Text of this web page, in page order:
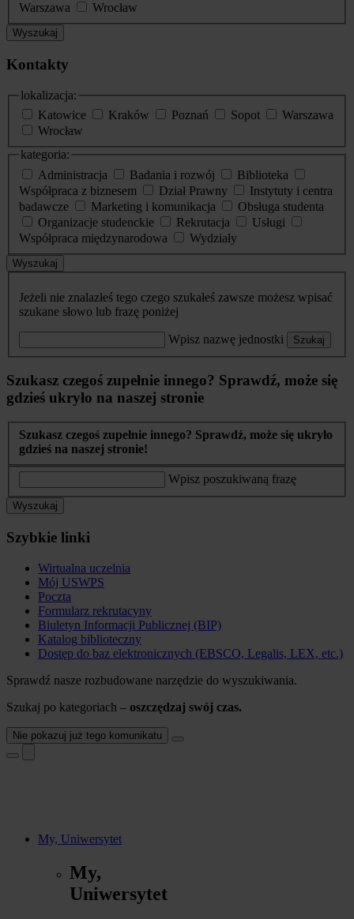
Warszawa
Wrocław
Wyszukaj
Kontakty
lokalizacja:
Katowice
Kraków Poznań Sopot
Warszawa
Wrocław
kategoria:
Administracja
Badania i rozwój
Biblioteka
Współpraca z biznesem
Dział Prawny
Instytuty i centra
badawcze
Marketing i komunikacja
Obsługa studenta
Organizacje studenckie
Rekrutacja
Usługi
Współpraca międzynarodowa
Wydziały
Wyszukaj
Jeżeli nie znalazłeś tego czego szukałeś zawsze możesz wpisać
szukane słowo lub frazę poniżej
Wpisz nazwę jednostki Szukaj
Szukasz czegoś zupełnie innego? Sprawdź, może się
gdzieś ukryło na naszej stronie
Szukasz czegoś zupełnie innego? Sprawdź, może się ukryło
gdzieś na naszej stronie!
Wpisz poszukiwaną frazę
Wyszukaj
Szybkie linki
Wirtualna uczelnia
Mój USWPS
Poczta
Formularz rekrutacyny
Biuletyn Informacji Publicznej (BIP)
Katalog biblioteczny
Dostęp do baz elektronicznych (EBSCO, Legalis, LEX, etc.)
Sprawdź nasze rozbudowane narzędzie do wyszukiwania.
Szukaj po kategoriach – oszczędzaj swój czas.
Nie pokazuj już tego komunikatu
My, Uniwersytet
My,
Uniwersytet